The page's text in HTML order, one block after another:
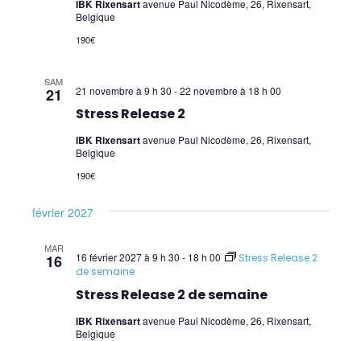
Sensibilités et Allergies (W. Topping) –
Allergies
Topping) – Online – Q/A Instructor SR 1-3
online evening
Soulager les maux de tête et inconforts du
Master Class – niveau 1 (W. Topping)
Surmonter ses addictions (W. Topping) –
Overcoming addictions
IBK Rixensartavenue Paul Nicodème, 26, Rixensart,
Belgique
190€
SAM
21
Stress Release 2
21 novembre à 9 h 30 -22 novembre à 18 h 00
IBK Rixensartavenue Paul Nicodème, 26, Rixensart,
Belgique
190€
février 2027
MAR
16
Stress Release 2 de semaine
16 février 2027 à 9 h 30 - 18 h 00
Stress Release 2
de semaine
IBK Rixensartavenue Paul Nicodème, 26, Rixensart,
Belgique